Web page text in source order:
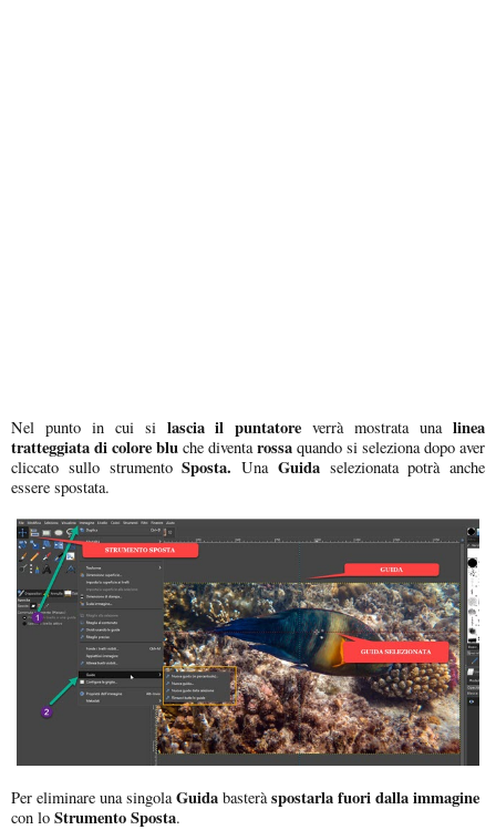
Nel punto in cui si lascia il puntatore verrà mostrata unalinea
tratteggiata di colore blu che diventarossa quando si seleziona dopo aver
cliccato sullo strumentoSposta. Una Guidaselezionata potrà anche
essere spostata.
Per eliminare una singola Guida basterà spostarla fuori dalla immagine
con lo Strumento Sposta.